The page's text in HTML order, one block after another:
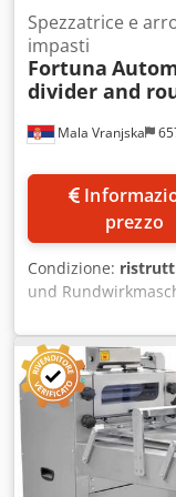
Mala Vranjska
Spezzatrice e
impasti
Fortuna
divider and
prezzo
Condizione:
und
zuverlässige und
präzise Teilen und
verarbeitet bis zu
dadurch die
gleichmäßige
bis 70 g
verschiedenster
Wirkplatten sowie